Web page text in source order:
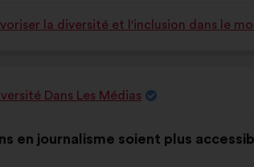
la diversité et l'inclusion dans le
Dans Les Médias
en journalisme soient plus